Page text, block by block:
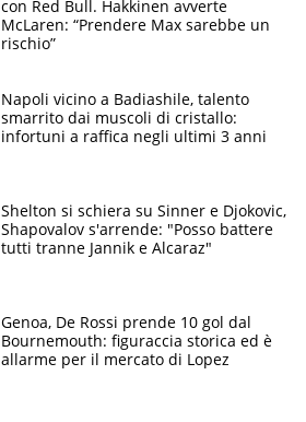
con Red Bull. Hakkinen avverte
McLaren: “Prendere Max sarebbe un
rischio”
Napoli vicino a Badiashile, talento
smarrito dai muscoli di cristallo:
infortuni a raffica negli ultimi 3 anni
Shelton si schiera su Sinner e Djokovic,
Shapovalov s'arrende: "Posso battere
tutti tranne Jannik e Alcaraz"
Genoa, De Rossi prende 10 gol dal
Bournemouth: figuraccia storica ed è
allarme per il mercato di Lopez